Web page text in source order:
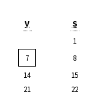
V S
1
7
8
14
15
21
22